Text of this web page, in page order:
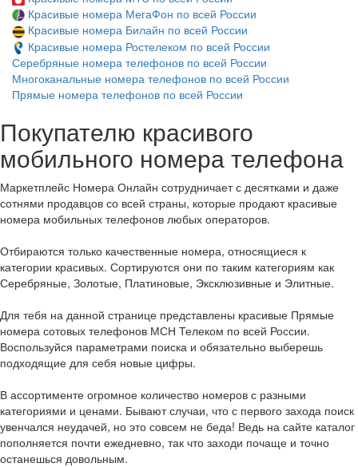
Красивые номера МегаФон по всей России
Красивые номера Билайн по всей России
Красивые номера Ростелеком по всей России
Серебряные номера телефонов по всей России
Многоканальные номера телефонов по всей России
Прямые номера телефонов по всей России
Покупателю красивого
мобильного номера телефона
Маркетплейс Номера Онлайн сотрудничает с десятками и даже
сотнями продавцов со всей страны, которые продают красивые
номера мобильных телефонов любых операторов.
Отбираются только качественные номера, относящиеся к
категории красивых. Сортируются они по таким категориям как
Серебряные, Золотые, Платиновые, Эксклюзивные и Элитные.
Для тебя на данной странице представлены красивые Прямые
номера сотовых телефонов МСН Телеком по всей России.
Воспользуйся параметрами поиска и обязательно выберешь
подходящие для себя новые цифры.
В ассортименте огромное количество номеров с разными
категориями и ценами. Бывают случаи, что с первого захода поиск
увенчался неудачей, но это совсем не беда! Ведь на сайте каталог
пополняется почти ежедневно, так что заходи почаще и точно
останешься довольным.